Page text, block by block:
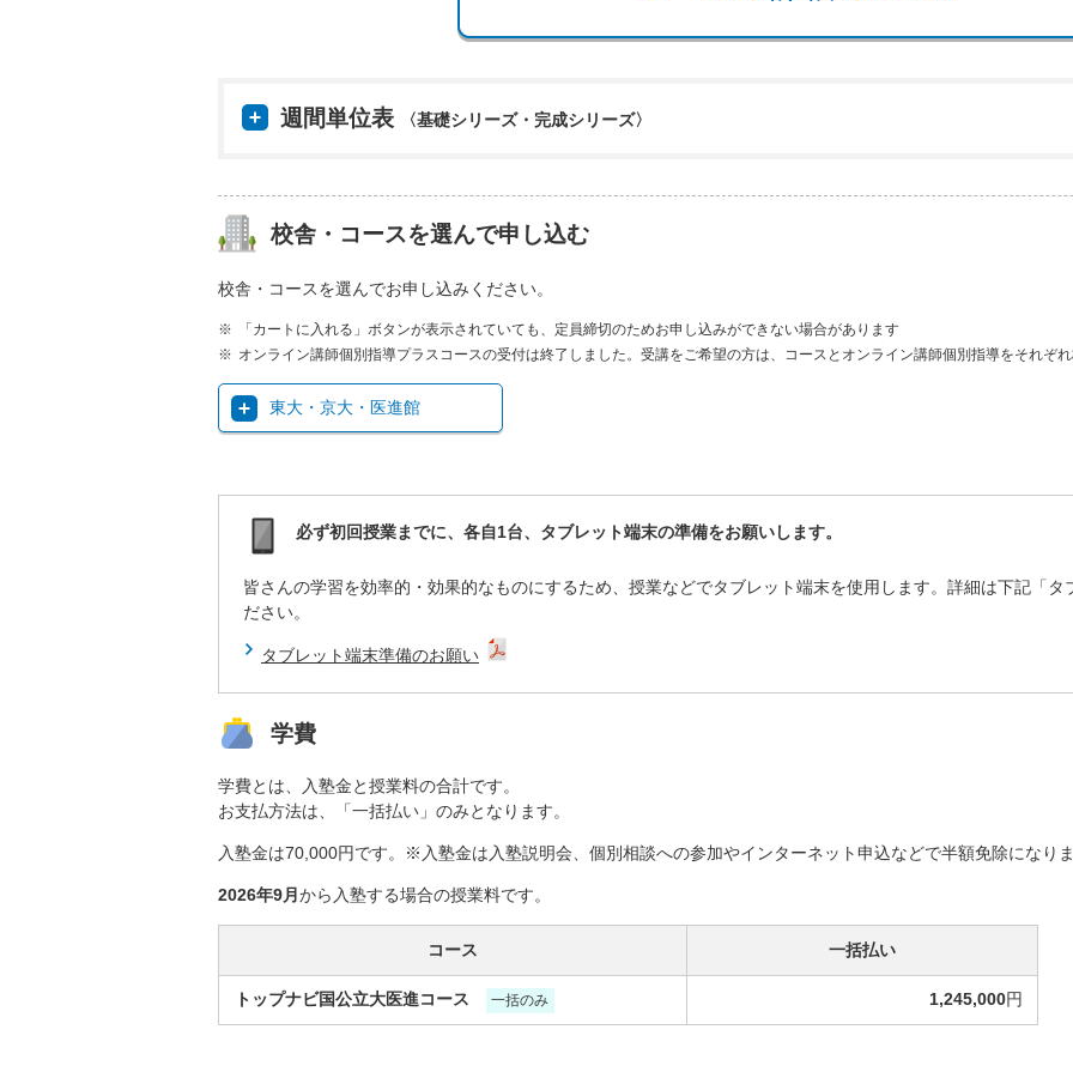
週間単位表 〈基礎シリーズ・完成シリーズ〉
校舎・コースを選んで申し込む
校舎・コースを選んでお申し込みください。
「カートに入れる」ボタンが表示されていても、定員締切のためお申し込みができない場合があります
オンライン講師個別指導プラスコースの受付は終了しました。受講をご希望の方は、コースとオンライン講師個別指導をそれぞ
東大・京大・医進館
必ず初回授業までに、各自1台、タブレット端末の準備をお願いします。
皆さんの学習を効率的・効果的なものにするため、授業などでタブレット端末を使用します。詳細は下記「タ
ださい。
タブレット端末準備のお願い
学費
学費とは、入塾金と授業料の合計です。
お支払方法は、「一括払い」のみとなります。
入塾金は70,000円です。※入塾金は入塾説明会、個別相談への参加やインターネット申込などで半額免除になりま
2026年9月 から入塾する場合の授業料です。
コース
トップナビ国公立大医進コース 一括のみ
一括払い
1,245,000円